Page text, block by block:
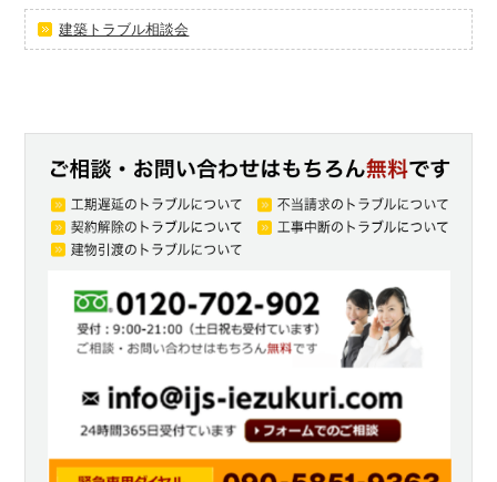
建築トラブル相談会